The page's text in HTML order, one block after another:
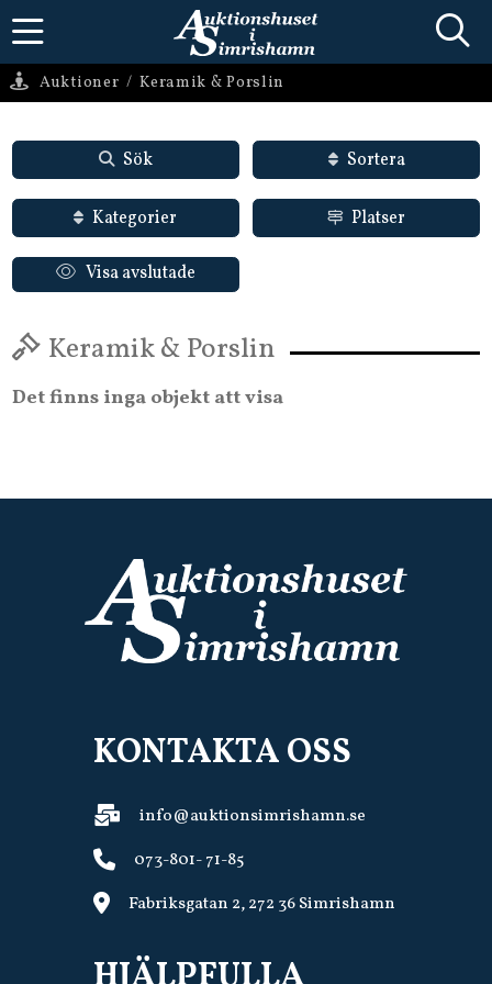
Auktioner / Keramik & Porslin
Sök Sortera
Kategorier Platser
Visa avslutade
Keramik & Porslin
Det finns inga objekt att visa
KONTAKTA OSS
info@auktionsimrishamn.se
073-801- 71-85
Fabriksgatan 2, 272 36 Simrishamn